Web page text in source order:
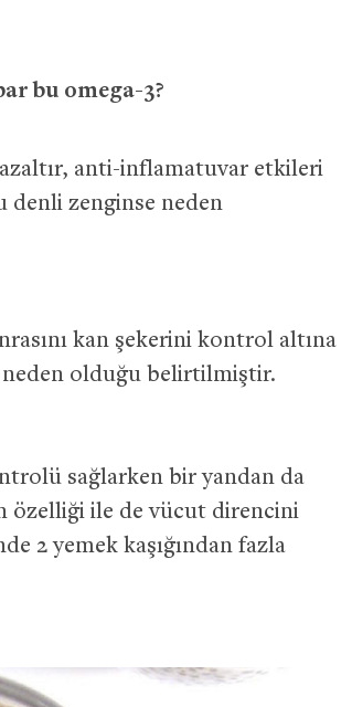
bu omega-3?
azaltır, anti-inflamatuvar etkileri
denli zenginse neden
kan şekerini kontrol altına
neden olduğu belirtilmiştir.
sağlarken bir yandan da
özelliği ile de vücut direncini
2 yemek kaşığından fazla